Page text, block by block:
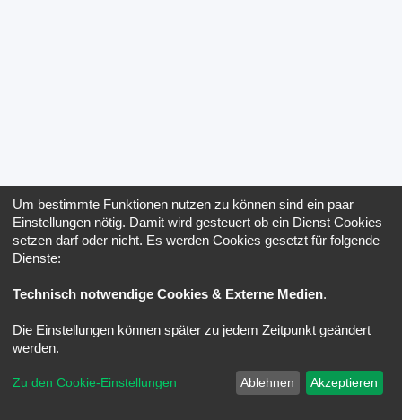
Um bestimmte Funktionen nutzen zu können sind ein paar
Einstellungen nötig. Damit wird gesteuert ob ein Dienst Cookies
setzen darf oder nicht. Es werden Cookies gesetzt für folgende
Dienste:
Technisch notwendige Cookies & Externe Medien.
Die Einstellungen können später zu jedem Zeitpunkt geändert
werden.
Zu den Cookie-Einstellungen Ablehnen Akzeptieren